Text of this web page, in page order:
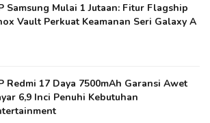
Samsung Mulai 1 Jutaan: Fitur Flagship
Vault Perkuat Keamanan Seri Galaxy A
Redmi 17 Daya 7500mAh Garansi Awet
6,9 Inci Penuhi Kebutuhan